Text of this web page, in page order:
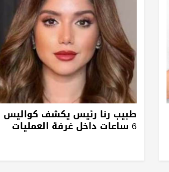
طبيب رنا رئيس يكشف كواليس
6 ساعات داخل غرفة العمليات